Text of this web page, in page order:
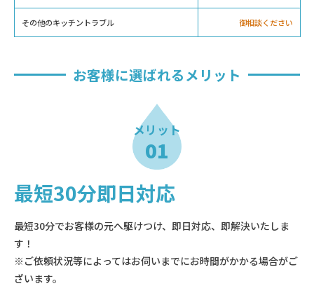
その他のキッチントラブル 御相談ください
お客様に選ばれるメリット
メリット
01
最短30分即日対応
最短30分でお客様の元へ駆けつけ、即日対応、即解決いたしま
す！
※ご依頼状況等によってはお伺いまでにお時間がかかる場合がご
ざいます。